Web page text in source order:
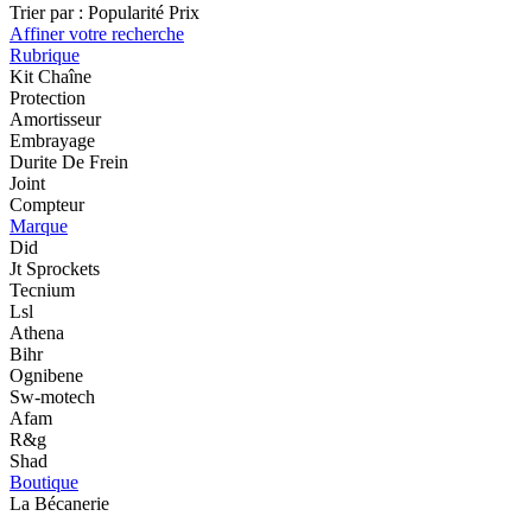
Trier par : Popularité Prix
Affiner votre recherche
Rubrique
Kit Chaîne
Protection
Amortisseur
Embrayage
Durite De Frein
Joint
Compteur
Marque
Did
Jt Sprockets
Tecnium
Lsl
Athena
Bihr
Ognibene
Sw-motech
Afam
R&g
Shad
Boutique
La Bécanerie